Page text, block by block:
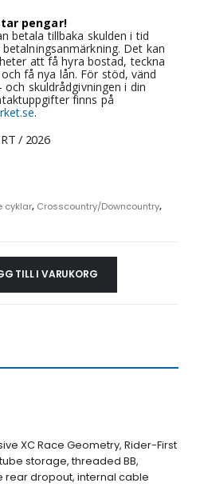
pengar!
betala tillbaka skulden i tid
Det kan
att få hyra bostad, teckna
få nya lån. För stöd, vänd
och skuldrådgivningen i din
finns på
.
/ 2026
cyklar, Crosscountry/Downcountry,
TILL I VARUKORG
XC Race Geometry, Rider-First
storage, threaded BB,
rear dropout, internal cable